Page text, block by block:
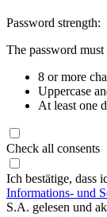
Password strength:
The password must
8 or more
Uppercase
At least one
Check all consents
Ich bestätige, dass
Informations- und
S.A. gelesen und